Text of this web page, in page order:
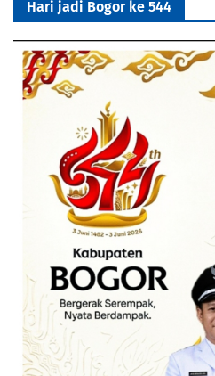
Hari jadi Bogor ke 544